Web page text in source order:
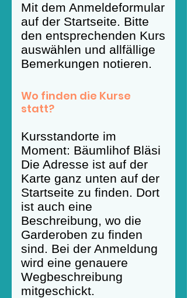
Mit dem Anmeldeformular
auf der Startseite. Bitte
den entsprechenden Kurs
auswählen und allfällige
Bemerkungen notieren.
Wo finden die Kurse
statt?
Kursstandorte im
Moment: Bäumlihof Bläsi
Die Adresse ist auf der
Karte ganz unten auf der
Startseite zu finden. Dort
ist auch eine
Beschreibung, wo die
Garderoben zu finden
sind. Bei der Anmeldung
wird eine genauere
Wegbeschreibung
mitgeschickt.